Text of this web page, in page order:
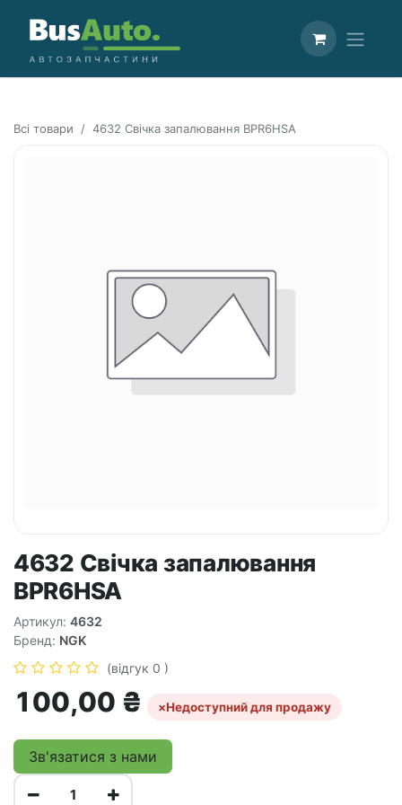
Всі товари 4632 Свічка запалювання BPR6HSA
4632 Свічка запалювання
BPR6HSA
Артикул: 4632
Бренд: NGK
(відгук 0 )
100,00 ₴ ×Недоступний для продажу
Зв'язатися з нами